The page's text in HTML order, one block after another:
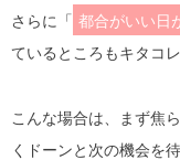
さらに「 都合がいい日
ているところもキタコ
こんな場合は、まず焦
くドーンと次の機会を